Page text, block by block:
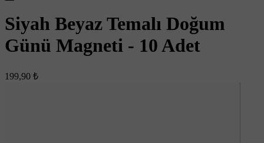
Siyah Beyaz Temalı Doğum
Günü Magneti - 10 Adet
199,90 ₺